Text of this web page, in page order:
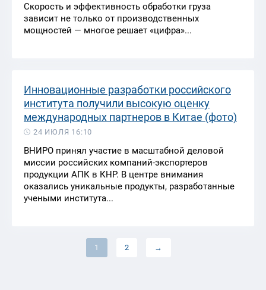
Скорость и эффективность обработки груза
зависит не только от производственных
мощностей — многое решает «цифра»...
Инновационные разработки российского
института получили высокую оценку
международных партнеров в Китае (фото)
24 ИЮЛЯ 16:10
ВНИРО принял участие в масштабной деловой
миссии российских компаний-экспортеров
продукции АПК в КНР. В центре внимания
оказались уникальные продукты, разработанные
учеными института...
1 2 →